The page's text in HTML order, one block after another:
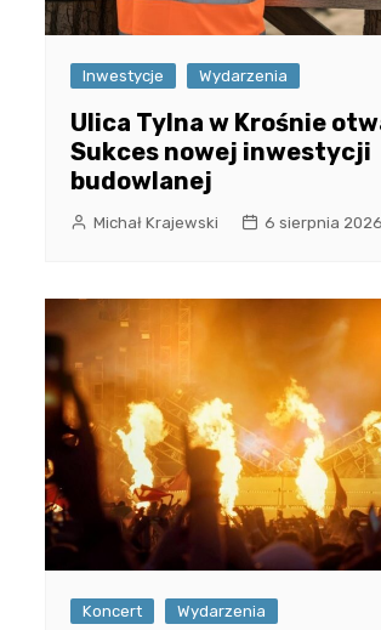
Inwestycje Wydarzenia
Ulica Tylna w Krośnie
Sukces nowej inwestycji
budowlanej
Michał Krajewski 6 sierpnia 2026
Koncert Wydarzenia